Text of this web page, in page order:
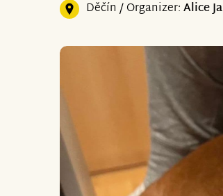
Děčín / Organizer:Alice